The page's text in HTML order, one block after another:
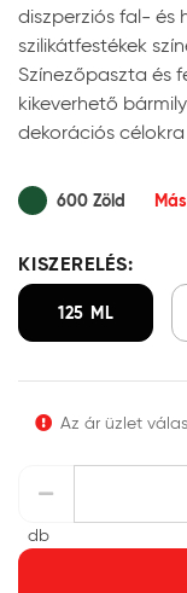
diszperziós fal- és
szilikátfestékek
Színezőpaszta és
kikeverhető
dekorációs
600 Zöld
KISZERELÉS:
125 ML
Az ár üzlet
db